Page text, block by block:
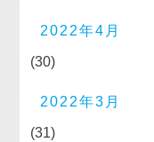
2022年4月
(30)
2022年3月
(31)